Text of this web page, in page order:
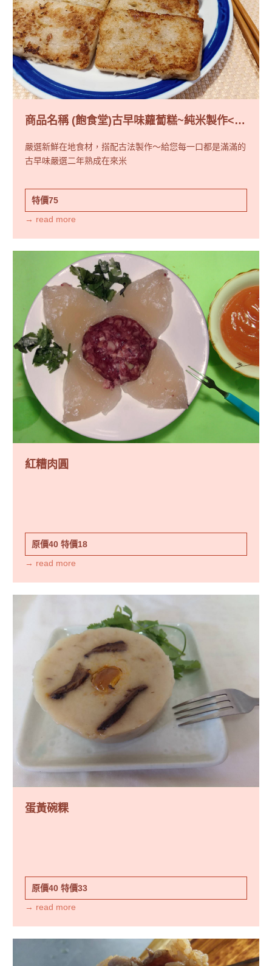
商品名稱 (飽食堂)古早味蘿蔔糕~純米製作<真
嚴選新鮮在地食材，搭配古法製作～給您每一口都是滿滿的
古早味嚴選二年熟成在來米
特價75
→ read more
紅糟肉圓
原價40 特價18
→ read more
蛋黃碗粿
原價40 特價33
→ read more